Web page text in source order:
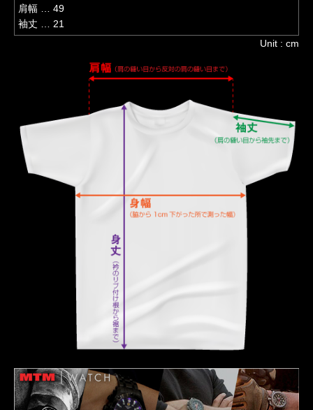
肩幅 … 49
袖丈 … 21
Unit : cm